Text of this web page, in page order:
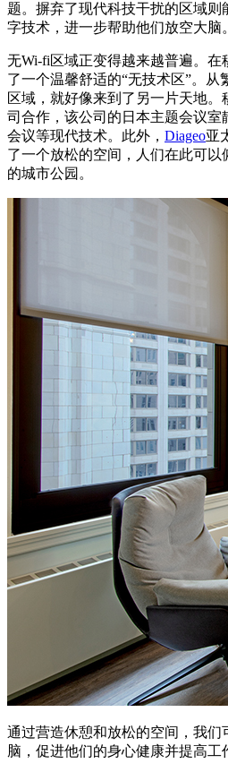
题。摒弃了现代科技干扰的区域则
字技术，进一步帮助他们放空大脑。
无Wi-fi区域正变得越来越普遍。在
了一个温馨舒适的“无技术区”。
区域，就好像来到了另一片天地
司合作，该公司的日本主题会议室
会议等现代技术。此外， Diageo亚
了一个放松的空间，人们在此可
的城市公园。
通过营造休憩和放松的空间，我
脑，促进他们的身心健康并提高工